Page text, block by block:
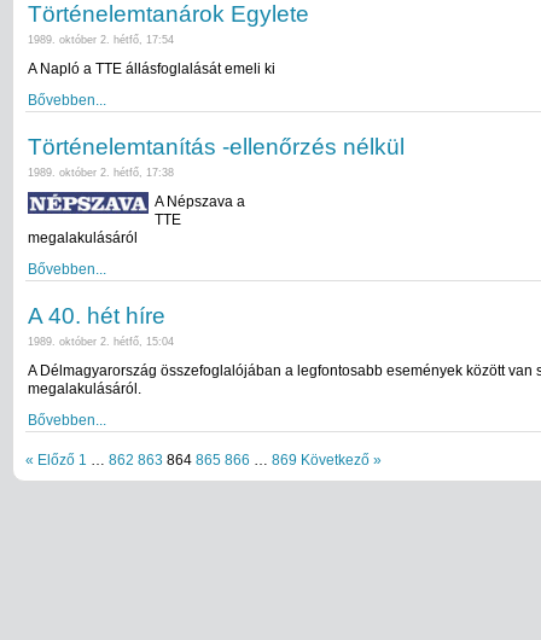
Történelemtanárok Egylete
1989. október 2. hétfő, 17:54
A Napló a TTE állásfoglalását emeli ki
Bővebben...
Történelemtanítás -ellenőrzés nélkül
1989. október 2. hétfő, 17:38
A Népszava a
TTE
megalakulásáról
Bővebben...
A 40. hét híre
1989. október 2. hétfő, 15:04
A Délmagyarország összefoglalójában a legfontosabb események között van
megalakulásáról.
Bővebben...
« Előző 1 862 863 864 865 866 869 Következő »